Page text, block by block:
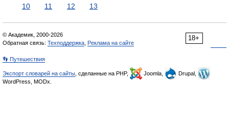
10
11 12 13
18+
© Академик, 2000-2026
Обратная связь: Техподдержка Реклама на сайте
👣 Путешествия
Экспорт словарей на сайты , сделанные на PHP, Joomla,
Drupal,
WordPress, MODx.